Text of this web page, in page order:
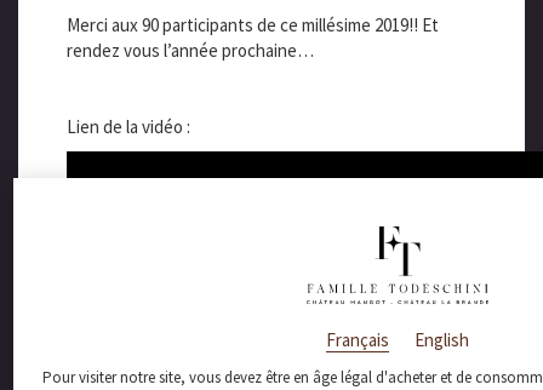
Merci aux 90 participants de ce millésime 2019!! Et
rendez vous l’année prochaine…
Lien de la vidéo :
Français English
Pour visiter notre site, vous devez être en âge légal d'acheter et de